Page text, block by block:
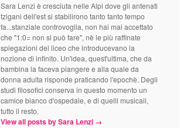
Sara Lenzi è cresciuta nelle Alpi dove gli antenati
tzigani dell'est si stabilirono tanto tanto tempo
fa...stanziale controvoglia, non hai mai accettato
che "1:0= non si può fare", nè le più raffinate
spiegazioni del liceo che introducevano la
nozione di infinito. Un'idea, quest'ultima, che da
bambina la faceva piangere e alla quale da
donna adulta risponde praticando l'epochè. Degli
studi filosofici conserva in questo momento un
camice bianco d'ospedale, e di quelli musicali,
tutto il resto.
View all posts by Sara Lenzi →